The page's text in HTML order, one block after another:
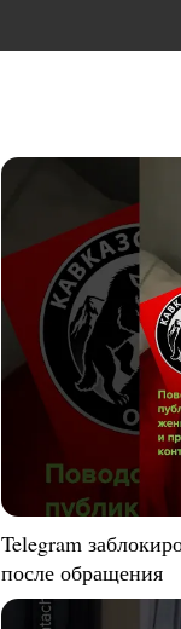
Telegram
после обращения